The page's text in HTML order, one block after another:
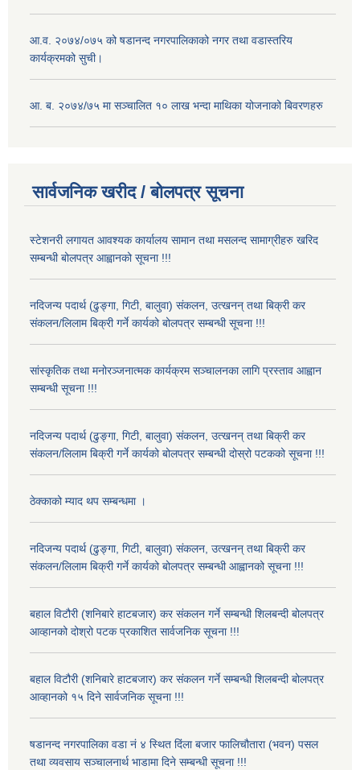
आ.व. २०७४/०७५ को षडानन्द नगरपालिकाको नगर तथा वडास्तरिय
कार्यक्रमको सुची।
आ. ब. २०७४/७५ मा सञ्चालित १० लाख भन्दा माथिका योजनाको बिवरणहरु
सार्वजनिक खरीद / बोलपत्र सूचना
स्टेशनरी लगायत आवश्यक कार्यालय सामान तथा मसलन्द सामाग्रीहरु खरिद
सम्बन्धी बोलपत्र आह्वानको सूचना !!!
नदिजन्य पदार्थ (ढुङ्गा, गिटी, बालुवा) संकलन, उत्खनन् तथा बिक्री कर
संकलन/लिलाम बिक्री गर्ने कार्यको बोलपत्र सम्बन्धी सूचना !!!
सांस्कृतिक तथा मनोरञ्जनात्मक कार्यक्रम सञ्चालनका लागि प्रस्ताव आह्वान
सम्बन्धी सूचना !!!
नदिजन्य पदार्थ (ढुङ्गा, गिटी, बालुवा) संकलन, उत्खनन् तथा बिक्री कर
संकलन/लिलाम बिक्री गर्ने कार्यको बोलपत्र सम्बन्धी दोस्रो पटकको सूचना !!!
ठेक्काको म्याद थप सम्बन्धमा ।
नदिजन्य पदार्थ (ढुङ्गा, गिटी, बालुवा) संकलन, उत्खनन् तथा बिक्री कर
संकलन/लिलाम बिक्री गर्ने कार्यको बोलपत्र सम्बन्धी आह्वानको सूचना !!!
बहाल विटौरी (शनिबारे हाटबजार) कर संकलन गर्ने सम्बन्धी शिलबन्दी बोलपत्र
आव्हानको दोश्रो पटक प्रकाशित सार्वजनिक सूचना !!!
बहाल विटौरी (शनिबारे हाटबजार) कर संकलन गर्ने सम्बन्धी शिलबन्दी बोलपत्र
आव्हानको १५ दिने सार्वजनिक सूचना !!!
षडानन्द नगरपालिका वडा नं ४ स्थित दिंला बजार फालिचौतारा (भवन) पसल
तथा व्यवसाय सञ्चालनार्थ भाडामा दिने सम्बन्धी सूचना !!!